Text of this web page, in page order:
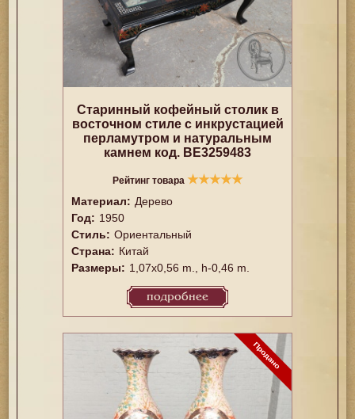
Старинный кофейный столик в
восточном стиле с инкрустацией
перламутром и натуральным
камнем код. BE3259483
Рейтинг товара ★★★★★
Материал: Дерево
Год: 1950
Стиль: Ориентальный
Страна: Китай
Размеры: 1,07x0,56 m., h-0,46 m.
подробнее